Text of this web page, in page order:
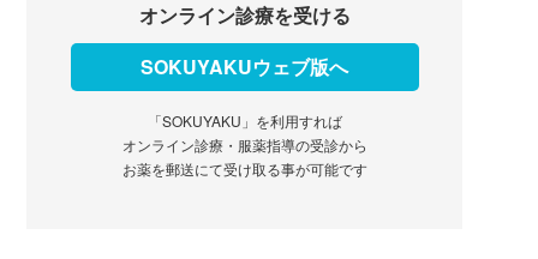
オンライン診療を受ける
SOKUYAKUウェブ版へ
「SOKUYAKU」を利用すれば
オンライン診療・服薬指導の受診から
お薬を郵送にて受け取る事が可能です